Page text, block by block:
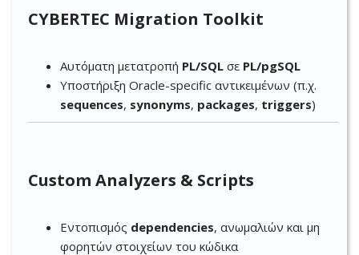
CYBERTEC Migration Toolkit
Αυτόματη μετατροπή PL/SQL σε PL/pgSQL
Υποστήριξη Oracle-specific αντικειμένων (π.χ.
sequences, synonyms, packages, triggers)
Custom Analyzers & Scripts
Εντοπισμός dependencies, ανωμαλιών και μη
φορητών στοιχείων του κώδικα